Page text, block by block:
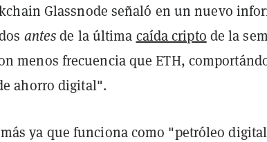
Glassnode señaló en un nuevo
antesde la última caída cripto de la
menos frecuencia que ETH,
ahorro digital".
ya que funciona como "petróleo